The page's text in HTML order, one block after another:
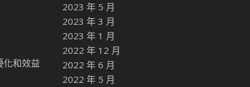
化和效益
2023 年 5 月
2023 年 3 月
2023 年 1 月
2022 年 12 月
2022 年 6 月
2022 年 5 月